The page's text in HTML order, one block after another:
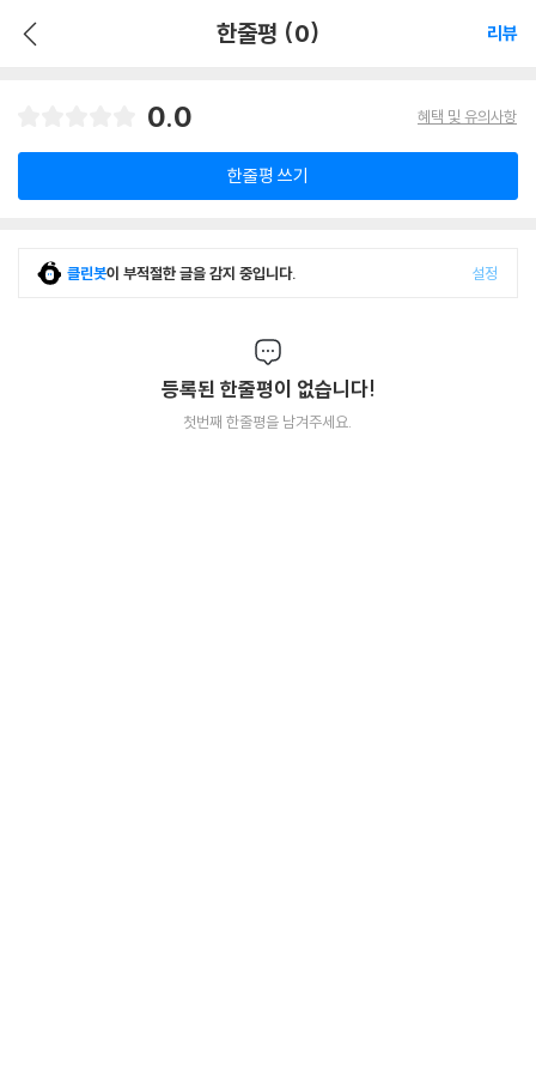
한줄평 (0) 리뷰
0.0 혜택 및 유의사항
한줄평 쓰기
클린봇이 부적절한 글을 감지 중입니다. 설정
등록된 한줄평이 없습니다!
첫번째 한줄평을 남겨주세요.